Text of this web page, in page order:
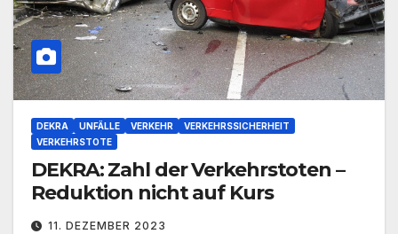
DEKRA UNFÄLLE VERKEHR
VERKEHRSSICHERHEIT
VERKEHRSTOTE
DEKRA: Zahl der Verkehrstoten –
Reduktion nicht auf Kurs
11. DEZEMBER 2023